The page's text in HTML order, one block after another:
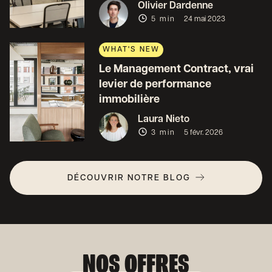
Olivier Dardenne
5 min 24 mai 2023
WHAT'S NEW
Le Management Contract, vrai
levier de performance
immobilière
Laura Nieto
3 min 5 févr. 2026
DÉCOUVRIR NOTRE BLOG
NOS OFFRES